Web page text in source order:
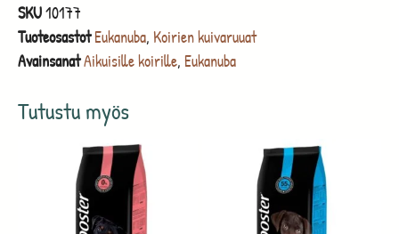
Tutustu myös
SKU10177
TuoteosastotEukanuba, Koirien kuivaruuat
AvainsanatAikuisille koirille, Eukanuba